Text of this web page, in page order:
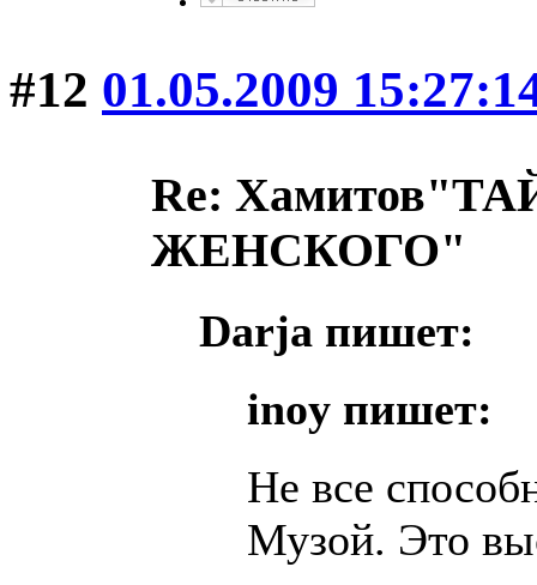
#12 01.05.2009
Re:
ЖЕНСКОГО"
Darja пишет:
inoy пишет:
Не все
Музой. Это